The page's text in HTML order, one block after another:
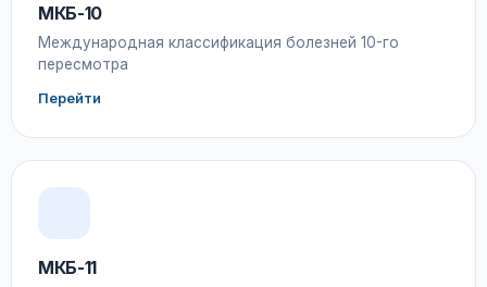
МКБ-10
Международная классификация болезней 10-го
пересмотра
Перейти
МКБ-11